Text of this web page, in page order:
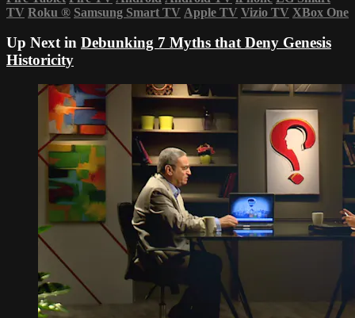
TV Roku ® Samsung Smart TV Apple TV Vizio TV XBox One
Up Next in Debunking 7 Myths that Deny Genesis
Historicity